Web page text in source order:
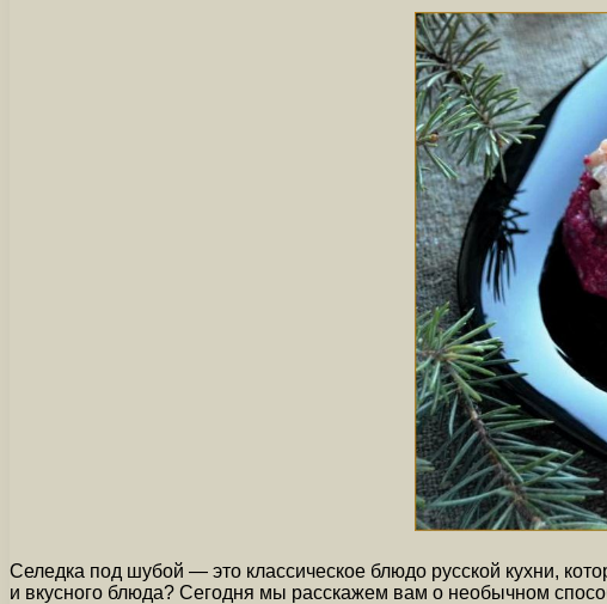
Селедка под шубой — это классическое блюдо русской кухни,
и вкусного блюда? Сегодня мы расскажем вам о необычном